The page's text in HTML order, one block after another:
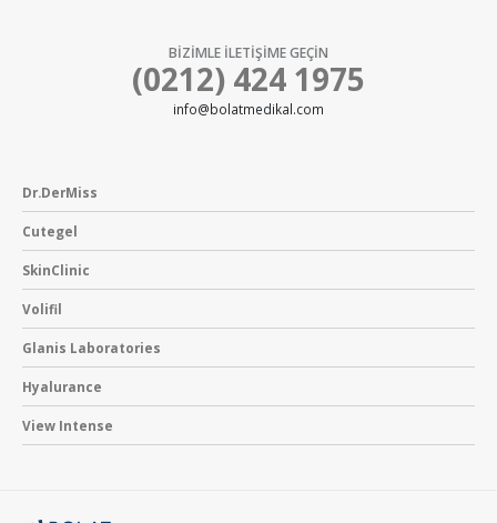
BİZİMLE İLETİŞİME GEÇİN
(0212) 424 1975
info@bolatmedikal.com
Dr.DerMiss
Cutegel
SkinClinic
Volifil
Glanis Laboratories
Hyalurance
View Intense